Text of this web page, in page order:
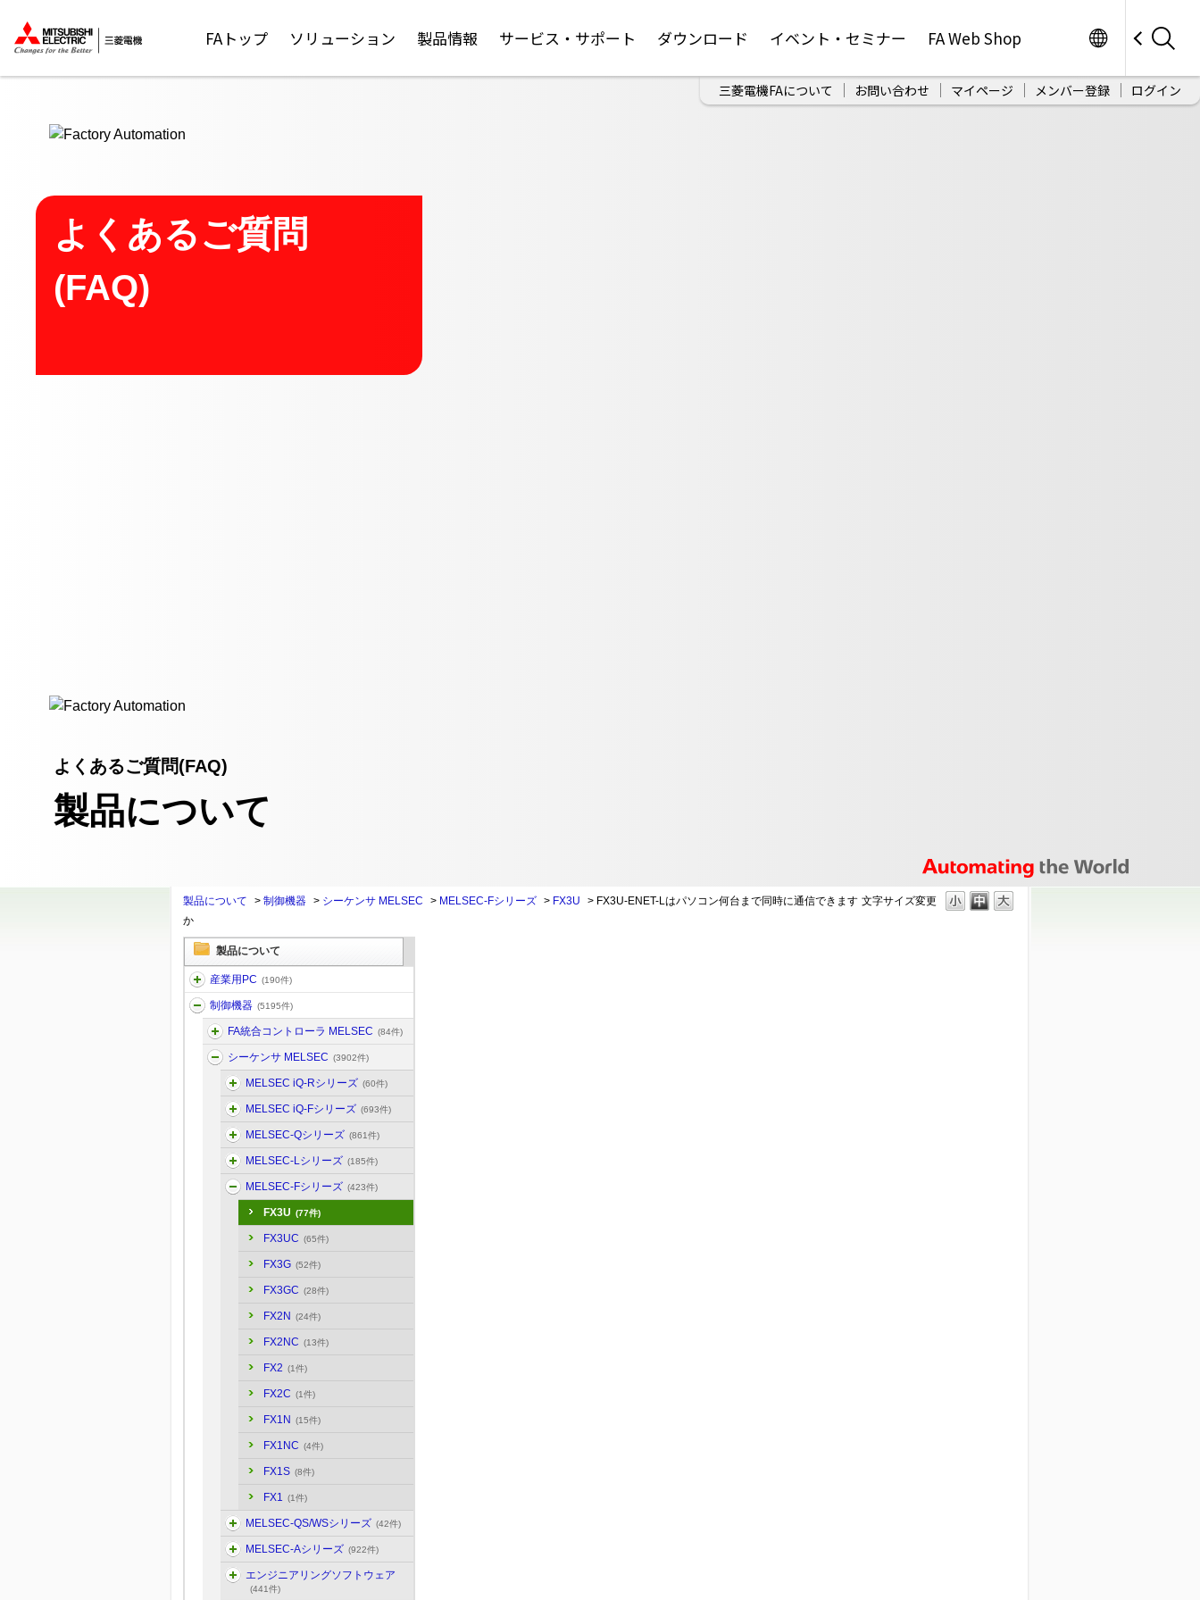
FAトップ ソリューション 製品情報 サービス・サポート ダウンロード イベント・セミナー FA Web Shop
三菱電機FAについて お問い合わせ マイページ メンバー登録 ログイン
よくあるご質問
(FAQ)
よくあるご質問(FAQ)
製品について
文字サイズ変更
製品について > 制御機器 > シーケンサ MELSEC > MELSEC-Fシリーズ > FX3U > FX3U-ENET-Lはパソコン何台まで同時に通信できます
か
製品について
産業用PC (190件)
制御機器 (5195件)
FA統合コントローラ MELSEC (84件)
シーケンサ MELSEC (3902件)
MELSEC iQ-Rシリーズ (60件)
MELSEC iQ-Fシリーズ (693件)
MELSEC-Qシリーズ (861件)
MELSEC-Lシリーズ (185件)
MELSEC-Fシリーズ (423件)
FX3U (77件)
FX3UC (65件)
FX3G (52件)
FX3GC (28件)
FX2N (24件)
FX2NC (13件)
FX2 (1件)
FX2C (1件)
FX1N (15件)
FX1NC (4件)
FX1S (8件)
FX1 (1件)
MELSEC-QS/WSシリーズ (42件)
MELSEC-Aシリーズ (922件)
エンジニアリングソフトウェア
(441件)